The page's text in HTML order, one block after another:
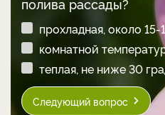
полива рассады?
прохладная, около 15-
комнатной
теплая, не ниже 30
Следующий вопрос